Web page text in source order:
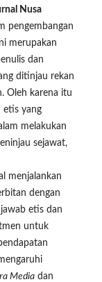
Nusa
pengembangan
merupakan
dan
ditinjau rekan
Oleh karena itu
etis yang
melakukan
sejawat,
menjalankan
dengan
etis dan
untuk
Mediadan